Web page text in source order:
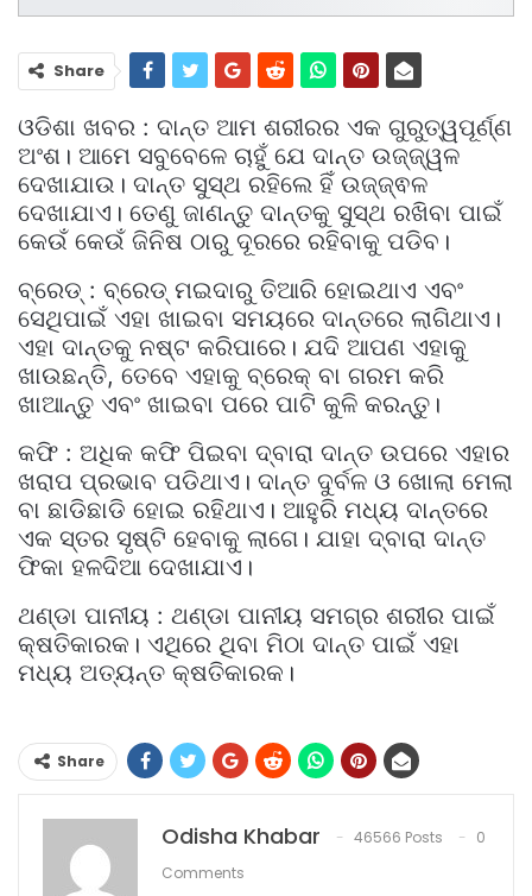
Share
ଓଡିଶା ଖବର : ଦାନ୍ତ ଆମ ଶରୀରର ଏକ ଗୁରୁତ୍ୱପୂର୍ଣ୍ଣ
ଅଂଶ। ଆମେ ସବୁବେଳେ ଚାହୁଁ ଯେ ଦାନ୍ତ ଉଜ୍ଜ୍ୱଳ
ଦେଖାଯାଉ। ଦାନ୍ତ ସୁସ୍ଥ ରହିଲେ ହିଁ ଉଜ୍ଜ୍ଵଳ
ଦେଖାଯାଏ। ତେଣୁ ଜାଣନ୍ତୁ ଦାନ୍ତକୁ ସୁସ୍ଥ ରଖିବା ପାଇଁ
କେଉଁ କେଉଁ ଜିନିଷ ଠାରୁ ଦୂରରେ ରହିବାକୁ ପଡିବ।
ବ୍ରେଡ୍ : ବ୍ରେଡ୍ ମଇଦାରୁ ତିଆରି ହୋଇଥାଏ ଏବଂ
ସେଥିପାଇଁ ଏହା ଖାଇବା ସମୟରେ ଦାନ୍ତରେ ଲାଗିଥାଏ।
ଏହା ଦାନ୍ତକୁ ନଷ୍ଟ କରିପାରେ। ଯଦି ଆପଣ ଏହାକୁ
ଖାଉଛନ୍ତି, ତେବେ ଏହାକୁ ବ୍ରେକ୍ ବା ଗରମ କରି
ଖାଆନ୍ତୁ ଏବଂ ଖାଇବା ପରେ ପାଟି କୁଳି କରନ୍ତୁ।
କଫି : ଅଧିକ କଫି ପିଇବା ଦ୍ବାରା ଦାନ୍ତ ଉପରେ ଏହାର
ଖରାପ ପ୍ରଭାବ ପଡିଥାଏ। ଦାନ୍ତ ଦୁର୍ବଳ ଓ ଖୋଲା ମେଲା
ବା ଛାଡିଛାଡି ହୋଇ ରହିଥାଏ। ଆହୁରି ମଧ୍ୟ ଦାନ୍ତରେ
ଏକ ସ୍ତର ସୃଷ୍ଟି ହେବାକୁ ଲାଗେ। ଯାହା ଦ୍ବାରା ଦାନ୍ତ
ଫିକା ହଳଦିଆ ଦେଖାଯାଏ।
ଥଣ୍ଡା ପାନୀୟ : ଥଣ୍ଡା ପାନୀୟ ସମଗ୍ର ଶରୀର ପାଇଁ
କ୍ଷତିକାରକ। ଏଥିରେ ଥିବା ମିଠା ଦାନ୍ତ ପାଇଁ ଏହା
ମଧ୍ୟ ଅତ୍ୟନ୍ତ କ୍ଷତିକାରକ।
Share
Odisha Khabar 46566 Posts
0
Comments